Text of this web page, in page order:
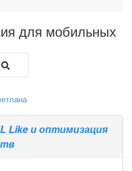
для мобильных
Like и оптимизация